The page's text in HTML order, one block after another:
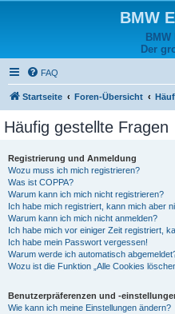
BMW
Der
FAQ
Startseite Foren-Übersicht
Häufig gestellte Fragen
Registrierung und Anmeldung
Wozu muss ich mich registrieren?
Was ist COPPA?
Warum kann ich mich nicht registrieren?
Ich habe mich registriert, kann mich aber
Warum kann ich mich nicht anmelden?
Ich habe mich vor einiger Zeit registriert,
Ich habe mein Passwort vergessen!
Warum werde ich automatisch
Wozu ist die Funktion „Alle Cookies
Benutzerpräferenzen und -
Wie kann ich meine Einstellungen ändern?